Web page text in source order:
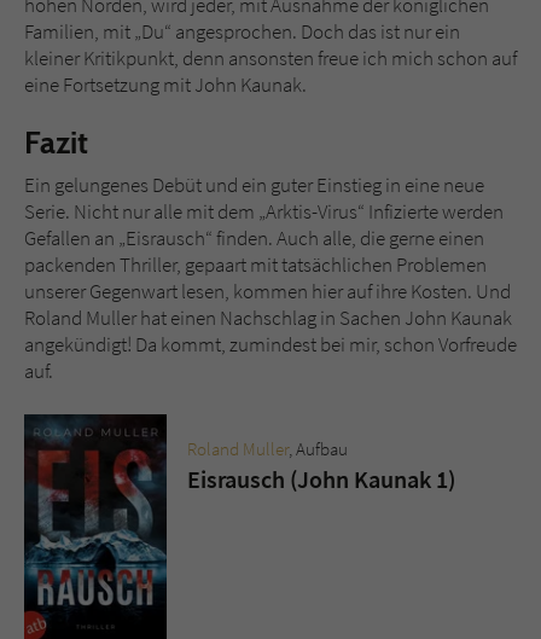
Familien, mit „Du“ angesprochen. Doch das ist nur ein
kleiner Kritikpunkt, denn ansonsten freue ich mich schon auf
eine Fortsetzung mit John Kaunak.
Fazit
Ein gelungenes Debüt und ein guter Einstieg in eine neue
Serie. Nicht nur alle mit dem „Arktis-Virus“ Infizierte werden
Gefallen an „Eisrausch“ finden. Auch alle, die gerne einen
packenden Thriller, gepaart mit tatsächlichen Problemen
unserer Gegenwart lesen, kommen hier auf ihre Kosten. Und
Roland Muller hat einen Nachschlag in Sachen John Kaunak
angekündigt! Da kommt, zumindest bei mir, schon Vorfreude
auf.
Roland Muller, Aufbau
Eisrausch (John Kaunak 1)